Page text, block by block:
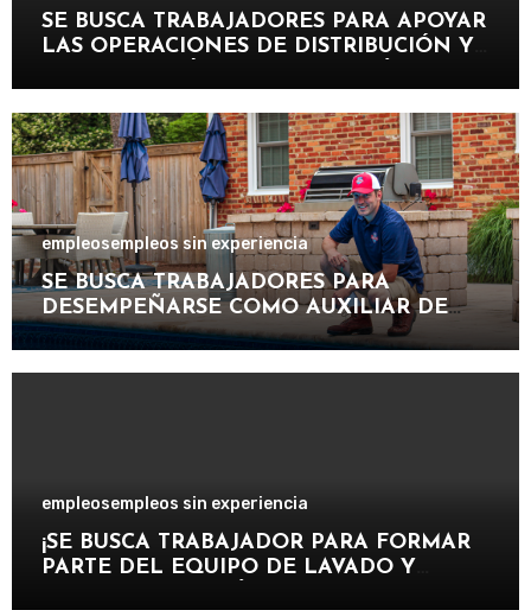
SE BUSCA TRABAJADORES PARA APOYAR
LAS OPERACIONES DE DISTRIBUCIÓN Y
empleosempleos sin experiencia
SE BUSCA TRABAJADORES PARA
DESEMPEÑARSE COMO AUXILIAR DE
PISCINA EN INSTALACIONES
RECREATIVAS, DEPORTIVAS Y
empleosempleos sin experiencia
¡SE BUSCA TRABAJADOR PARA FORMAR
PARTE DEL EQUIPO DE LAVADO Y